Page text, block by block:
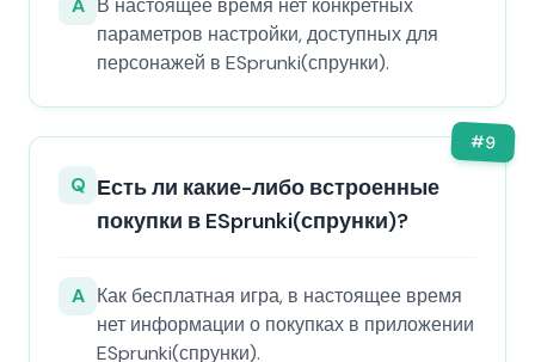
A В настоящее время нет конкретных
параметров настройки, доступных для
персонажей в ESprunki(спрунки).
#9
Q Есть ли какие-либо встроенные
покупки в ESprunki(спрунки)?
A Как бесплатная игра, в настоящее время
нет информации о покупках в приложении
ESprunki(спрунки).